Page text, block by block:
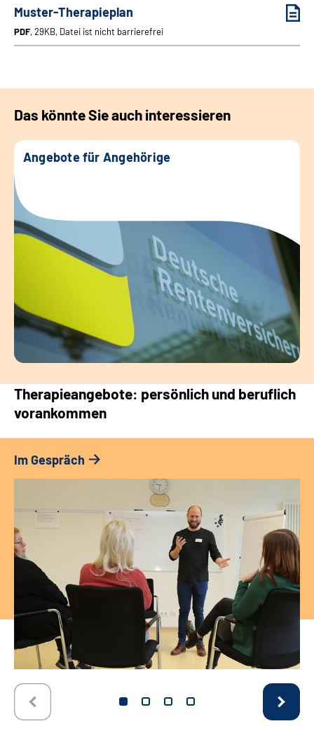
Muster-Therapieplan
PDF, 29KB, Datei ist nicht barrierefrei
Das könnte Sie auch interessieren
Angebote für Angehörige
Therapieangebote: persönlich und beruflich
vorankommen
Im Gespräch